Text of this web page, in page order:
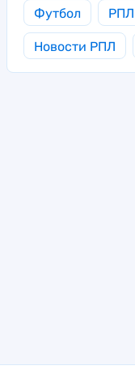
Футбол РПЛ
Новости РПЛ